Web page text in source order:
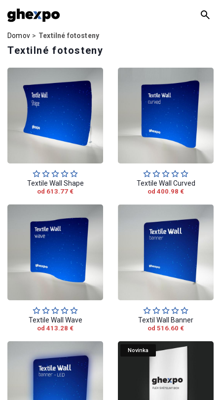
Domov Textilné fotosteny
Textilné fotosteny
Textile Wall Shape
od 613.77 €
Textile Wall Curved
od 400.98 €
Textile Wall Wave
od 413.28 €
Textil Wall Banner
od 516.60 €
Novinka